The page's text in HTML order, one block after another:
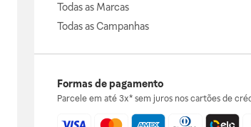
Todas as Marcas
Todas as Campanhas
Formas de pagamento
Parcele em até 3x* sem juros nos cartões de